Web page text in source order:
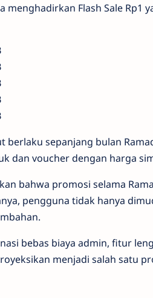
menghadirkan Flash Sale Rp1
berlaku sepanjang bulan
dan voucher dengan harga
bahwa promosi selama
pengguna tidak hanya
bebas biaya admin, fitur
menjadi salah satu